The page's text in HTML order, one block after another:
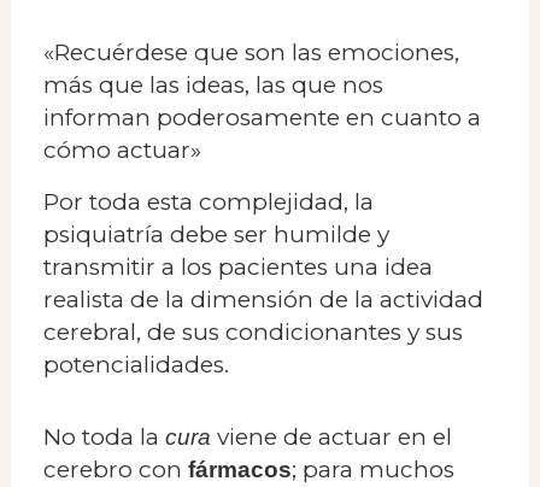
«Recuérdese que son las emociones,
más que las ideas, las que nos
informan poderosamente en cuanto a
cómo actuar»
Por toda esta complejidad, la
psiquiatría debe ser humilde y
transmitir a los pacientes una idea
realista de la dimensión de la actividad
cerebral, de sus condicionantes y sus
potencialidades.
No toda lacura viene de actuar en el
cerebro confármacos; para muchos